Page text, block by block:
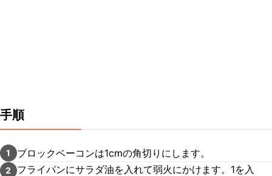
手順
1 ブロックベーコンは1cmの角切りにします。
2
フライパンにサラダ油を入れて弱火にかけます。1を入